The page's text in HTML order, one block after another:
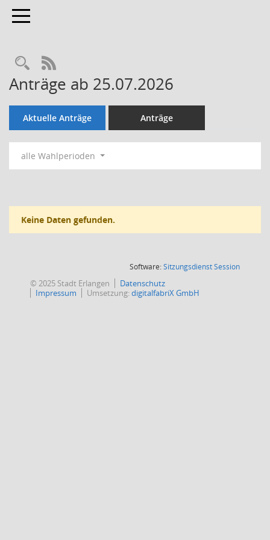
Toggle navigation
Rechercheauswahl
RSS-Feed
Anträge ab 25.07.2026
Aktuelle Anträge Anträge
alle Wahlperioden
Keine Daten gefunden.
Software:SitzungsdienstSession(Wird in
© 2025 Stadt Erlangen
Datenschutz
Impressum
Umsetzung:digitalfabriX GmbH